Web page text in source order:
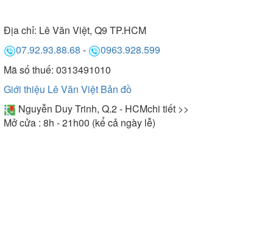
Địa chỉ: Lê Văn Việt, Q9 TP.HCM
07.92.93.88.68 -
0963.928.599
Mã số thuế: 0313491010
Giới thiệu Lê Văn Việt Bản đồ
Nguyễn Duy Trinh, Q.2 - HCMchi tiết >>
Mở cửa : 8h - 21h00 (kể cả ngày lễ)